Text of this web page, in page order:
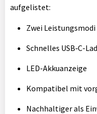
aufgelistet:
Zwei
Schnelles USB‑C-
LED-Akkuanzeige
Kompatibel mit
Nachhaltiger als